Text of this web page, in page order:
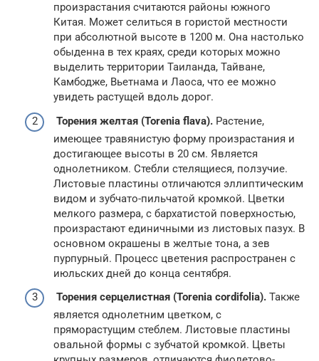
произрастания считаются районы южного
Китая. Может селиться в гористой местности
при абсолютной высоте в 1200 м. Она настолько
обыденна в тех краях, среди которых можно
выделить территории Таиланда, Тайване,
Камбодже, Вьетнама и Лаоса, что ее можно
увидеть растущей вдоль дорог.
Торения желтая (Torenia flava). Растение,
имеющее травянистую форму произрастания и
достигающее высоты в 20 см. Является
однолетником. Стебли стелящиеся, ползучие.
Листовые пластины отличаются эллиптическим
видом и зубчато-пильчатой кромкой. Цветки
мелкого размера, с бархатистой поверхностью,
произрастают единичными из листовых пазух. В
основном окрашены в желтые тона, а зев
пурпурный. Процесс цветения распространен с
июльских дней до конца сентября.
Торения серцелистная (Torenia cordifolia). Также
является однолетним цветком, с
пряморастущим стеблем. Листовые пластины
овальной формы с зубчатой кромкой. Цветы